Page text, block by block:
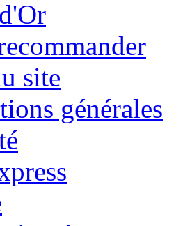
site
générales